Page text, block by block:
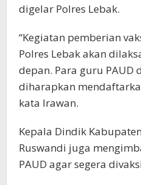
digelar Polres Lebak.
“Kegiatan pemberian
Polres Lebak akan
depan. Para guru PAUD
diharapkan
kata Irawan.
Kepala Dindik
Ruswandi juga
PAUD agar segera